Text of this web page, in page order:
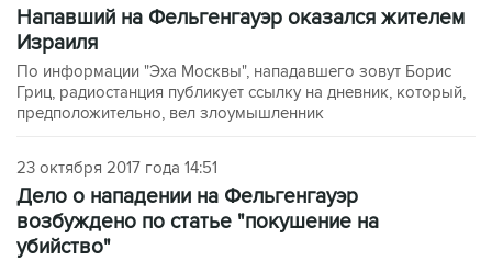
Напавший на Фельгенгауэр оказался жителем
Израиля
По информации "Эха Москвы", нападавшего зовут Борис
Гриц, радиостанция публикует ссылку на дневник, который,
предположительно, вел злоумышленник
23 октября 2017 года 14:51
Дело о нападении на Фельгенгауэр
возбуждено по статье "покушение на
убийство"